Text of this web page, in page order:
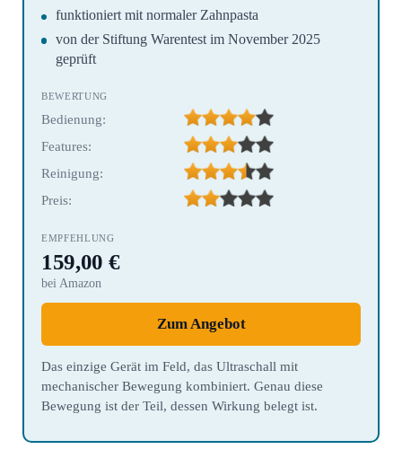
funktioniert mit normaler Zahnpasta
von der Stiftung Warentest im November 2025
geprüft
Bedienung:
Features:
Reinigung:
Preis:
159,00 €
bei Amazon
Zum Angebot
Das einzige Gerät im Feld, das Ultraschall mit
mechanischer Bewegung kombiniert. Genau diese
Bewegung ist der Teil, dessen Wirkung belegt ist.